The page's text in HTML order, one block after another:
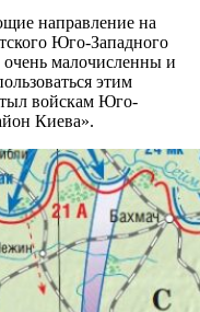
направление на
Юго-Западного
малочисленны и
этим
войскам Юго-
Киева».